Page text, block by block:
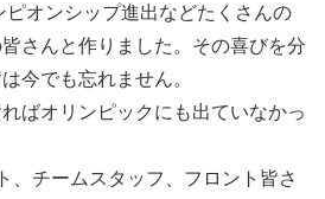
オンシップ進出などたくさんの
さんと作りました。その喜びを分
今でも忘れません。
ばオリンピックにも出ていなかっ
、チームスタッフ、フロント皆さ